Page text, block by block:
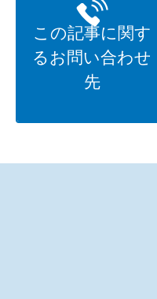
この記事に関す
るお問い合わせ
先